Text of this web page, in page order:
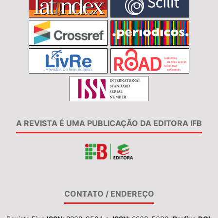
A REVISTA É UMA PUBLICAÇÃO DA EDITORA IFB
CONTATO / ENDEREÇO